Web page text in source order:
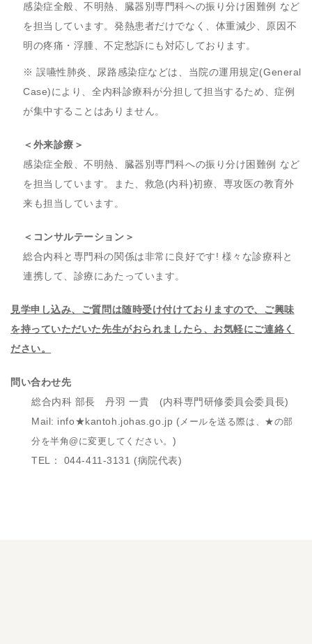
感染症全般、不明熱、臓器別専門科への振り分け困難例 など
を担当しています。発熱患者だけでなく、体重減少、原因不
明の疼痛・浮腫、不定愁訴にも対応しております。
※ 誤嚥性肺炎、尿路感染症などは、当院の運用規定(General
Case)により、全内科診療科が分担して担当するため、症例
が集中することはありません。
＜外来診療＞
感染症全般、不明熱、臓器別専門科への振り分け困難例 など
を担当しています。また、救急(内科)初療、専攻医の教育外
来も担当しています。
＜コンサルテーション＞
総合内科と専門科の関係は非常に良好です! 様々な診療科と
連携して、診療にあたっています。
見学申し込み、ご質問は随時受け付けておりますので、ご興味
を持っていただいた先生がおられましたら、お気軽にご連絡く
ださい。
問い合わせ先
総合内科 部長 丹羽 一貴 (内科専門研修委員会委員長)
Mail: info★kantoh.johas.go.jp (メールを送る際は、★の部
分を半角@に変更してください。 )
TEL： 044-411-3131 (病院代表)